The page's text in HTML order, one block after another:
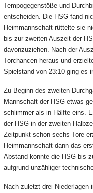
Tempogegenstöße und
entscheiden. Die HSG fand
Heimmannschaft rüttelte sie
bis zur zweiten Auszeit der
davonzuziehen. Nach der
Torchancen heraus und
Spielstand von 23:10 ging es
Zu Beginn des zweiten
Mannschaft der HSG etwas
schlimmer als in Hälfte eins.
der HSG in der zweiten
Zeitpunkt schon sechs Tore
Heimmannschaft dann das
Abstand konnte die HSG bis
aufgrund unzähliger
Nach zuletzt drei Niederlagen